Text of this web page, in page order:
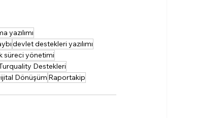
yazılımı
devlet destekleri yazılımı
süreci yönetimi
Destekleri
Dönüşüm Raportakip